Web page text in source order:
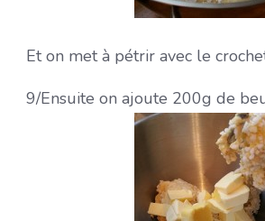
Et on met à pétrir avec le
9/Ensuite on ajoute 200g de